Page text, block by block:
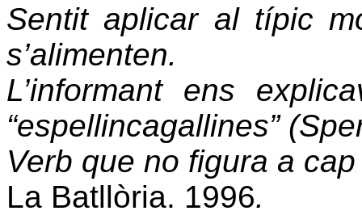
Sentit aplicar al típic
s’alimenten.
L’informant ens
“espellincagallines”
Verb que no figura a
La Batllòria. 1996.